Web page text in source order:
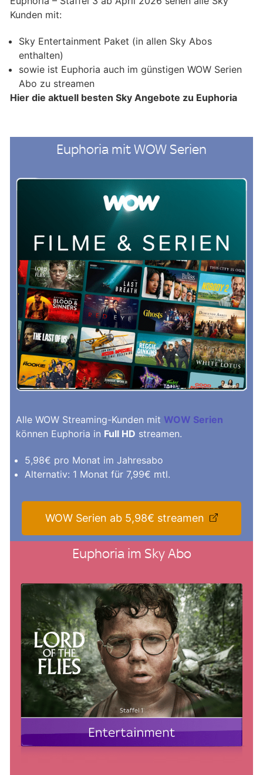
Kunden mit:
Sky Entertainment Paket (in allen Sky Abos
enthalten)
sowie ist Euphoria auch im günstigen WOW Serien
Abo zu streamen
Hier die aktuell besten Sky Angebote zu Euphoria
Euphoria mit WOW Serien
Alle WOW Streaming-Kunden mit WOW Serien
können Euphoria in Full HD streamen.
5,98€ pro Monat im Jahresabo
Alternativ: 1 Monat für 7,99€ mtl.
WOW Serien ab 5,98€ streamen
Euphoria im Sky Abo